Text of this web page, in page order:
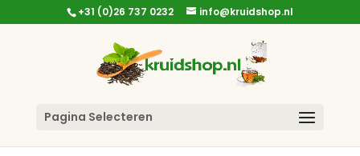
+31 (0)26 737 0232 info@kruidshop.nl
Pagina Selecteren